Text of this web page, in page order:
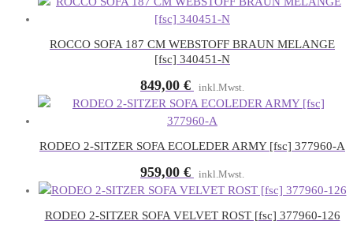
ROCCO SOFA 187 CM WEBSTOFF BRAUN MELANGE
[fsc] 340451-N
849,00 € inkl.Mwst.
RODEO 2-SITZER SOFA ECOLEDER ARMY [fsc] 377960-A
959,00 € inkl.Mwst.
RODEO 2-SITZER SOFA VELVET ROST [fsc] 377960-126